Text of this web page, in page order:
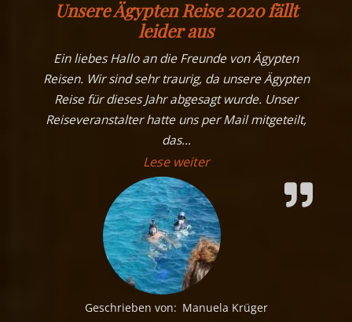
Unsere Ägypten Reise 2020 fällt
leider aus
Ein liebes Hallo an die Freunde von Ägypten
Reisen. Wir sind sehr traurig, da unsere Ägypten
Reise für dieses Jahr abgesagt wurde. Unser
Reiseveranstalter hatte uns per Mail mitgeteilt,
das…
Lese weiter„Unsere Ägypten Reise
Geschrieben von: Manuela Krüger